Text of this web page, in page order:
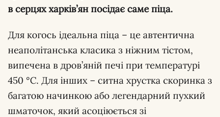
в серцях харків’ян посідає саме піца.
Для когось ідеальна піца – це автентична
неаполітанська класика з ніжним тістом,
випечена в дров’яній печі при температурі
450 °C. Для інших – ситна хрустка скоринка з
багатою начинкою або легендарний пухкий
шматочок, який асоціюється зі